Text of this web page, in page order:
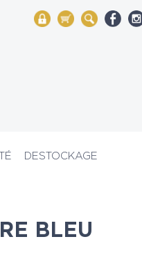
Account
Mon panier
Rechercher
DESTOCKAGE
BLEU